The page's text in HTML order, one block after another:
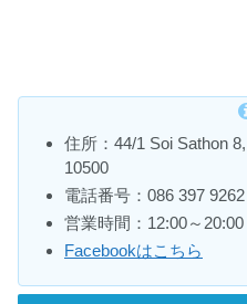
住所：44/1 Soi Sathon
10500
電話番号：086 397 9262
営業時間：12:00～20:00
Facebookはこちら